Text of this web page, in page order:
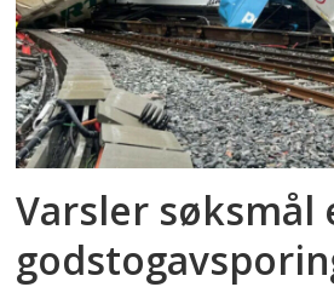
Varsler søksmål